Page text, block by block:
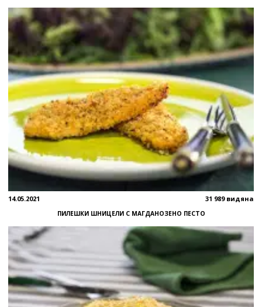
14.05.2021 31 989 видяна
ПИЛЕШКИ ШНИЦЕЛИ С МАГДАНОЗЕНО ПЕСТО